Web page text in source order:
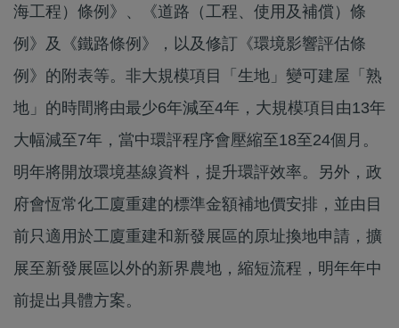
海工程）條例》、《道路（工程、使用及補償）條
例》及《鐵路條例》，以及修訂《環境影響評估條
例》的附表等。非大規模項目「生地」變可建屋「熟
地」的時間將由最少6年減至4年，大規模項目由13年
大幅減至7年，當中環評程序會壓縮至18至24個月。
明年將開放環境基線資料，提升環評效率。另外，政
府會恆常化工廈重建的標準金額補地價安排，並由目
前只適用於工廈重建和新發展區的原址換地申請，擴
展至新發展區以外的新界農地，縮短流程，明年年中
前提出具體方案。